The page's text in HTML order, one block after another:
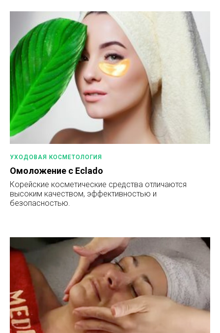
УХОДОВАЯ КОСМЕТОЛОГИЯ
Омоложение с Eclado
Корейские косметические средства отличаются
высоким качеством, эффективностью и
безопасностью.